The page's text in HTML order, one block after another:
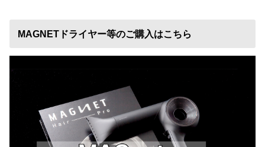
MAGNETドライヤー等のご購入はこちら